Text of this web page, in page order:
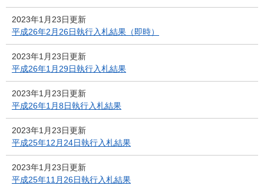
2023年1月23日更新
平成26年2月26日執行入札結果（即時）
2023年1月23日更新
平成26年1月29日執行入札結果
2023年1月23日更新
平成26年1月8日執行入札結果
2023年1月23日更新
平成25年12月24日執行入札結果
2023年1月23日更新
平成25年11月26日執行入札結果